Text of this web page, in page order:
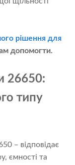
рішення для
допомогти.
26650:
типу
– відповідає
ємності та